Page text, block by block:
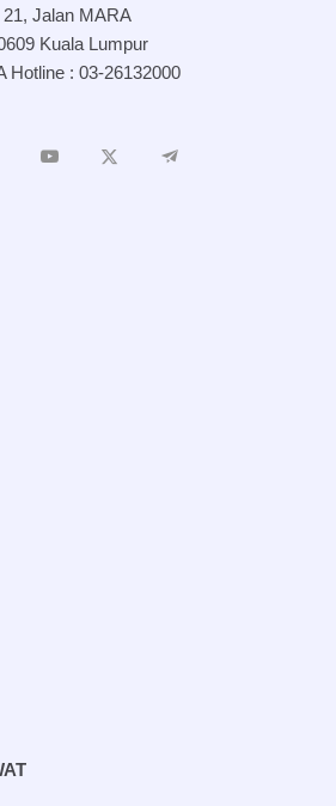
21, Jalan MARA
Kuala Lumpur
Hotline : 03-26132000